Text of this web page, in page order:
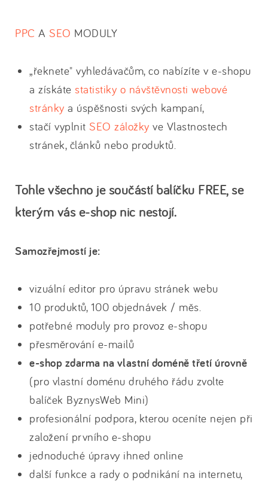
PPC A SEO MODULY
„řeknete" vyhledávačům, co nabízíte v e-shopu
a získáte statistiky o návštěvnosti webové
stránky a úspěšnosti svých kampaní,
stačí vyplnit SEO záložky ve Vlastnostech
stránek, článků nebo produktů.
Tohle všechno je součástí balíčku FREE, se
kterým vás e-shop nic nestojí.
Samozřejmostí je:
vizuální editor pro úpravu stránek webu
10 produktů, 100 objednávek / měs.
potřebné moduly pro provoz e-shopu
přesměrování e-mailů
e-shop zdarma na vlastní doméně třetí úrovně
(pro vlastní doménu druhého řádu zvolte
balíček ByznysWeb Mini)
profesionální podpora, kterou oceníte nejen při
založení prvního e-shopu
jednoduché úpravy ihned online
další funkce a rady o podnikání na internetu,